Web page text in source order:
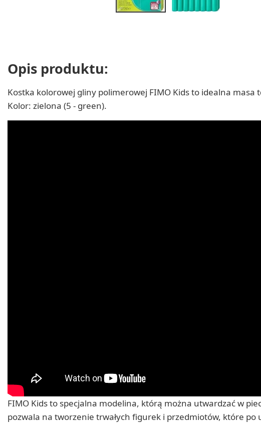
Opis produktu:
Kostka kolorowej gliny polimerowej FIMO Kids to idealna
Kolor: zielona (5 - green).
FIMO Kids to specjalna modelina, którą można utwardzać w
pozwala na tworzenie trwałych figurek i przedmiotów, które